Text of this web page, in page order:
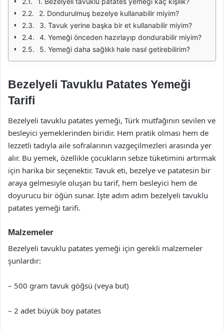
2. Dondurulmuş bezelye kullanabilir miyim?
3. Tavuk yerine başka bir et kullanabilir miyim?
4. Yemeği önceden hazırlayıp dondurabilir miyim?
5. Yemeği daha sağlıklı hale nasıl getirebilirim?
Bezelyeli Tavuklu Patates Yemeği
Tarifi
Bezelyeli tavuklu patates yemeği, Türk mutfağının sevilen ve
besleyici yemeklerinden biridir. Hem pratik olması hem de
lezzetli tadıyla aile sofralarının vazgeçilmezleri arasında yer
alır. Bu yemek, özellikle çocukların sebze tüketimini artırmak
için harika bir seçenektir. Tavuk eti, bezelye ve patatesin bir
araya gelmesiyle oluşan bu tarif, hem besleyici hem de
doyurucu bir öğün sunar. İşte adım adım bezelyeli tavuklu
patates yemeği tarifi.
Malzemeler
Bezelyeli tavuklu patates yemeği için gerekli malzemeler
şunlardır:
– 500 gram tavuk göğsü (veya but)
– 2 adet büyük boy patates